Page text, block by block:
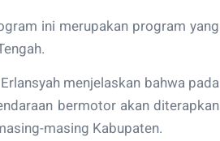
ini merupakan program yang
menjelaskan bahwa pada
bermotor akan diterapkan
masing Kabupaten.